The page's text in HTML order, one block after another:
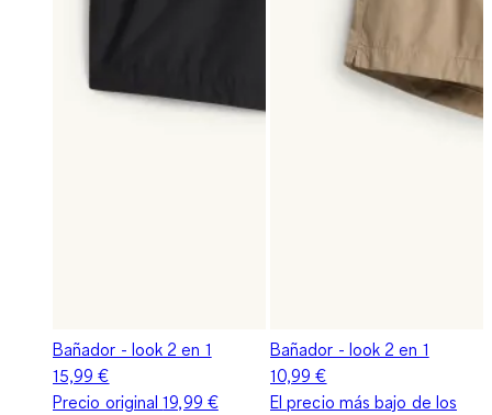
Bañador - look 2 en 1
15,99 €
Precio original19,99 €
Bañador - look 2 en 1
10,99 €
El precio más bajo de los